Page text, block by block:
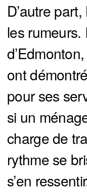
D’autre
les rumeurs.
ont
pour ses
si un
charge de
rythme se
s’en